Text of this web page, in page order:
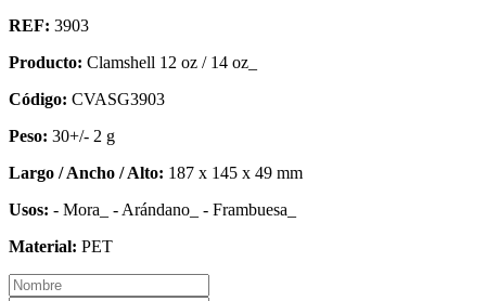
REF: 3903
Producto: Clamshell 12 oz / 14 oz_
Código: CVASG3903
Peso: 30+/- 2 g
Largo / Ancho / Alto: 187 x 145 x 49 mm
Usos: - Mora_ - Arándano_ - Frambuesa_
Material: PET